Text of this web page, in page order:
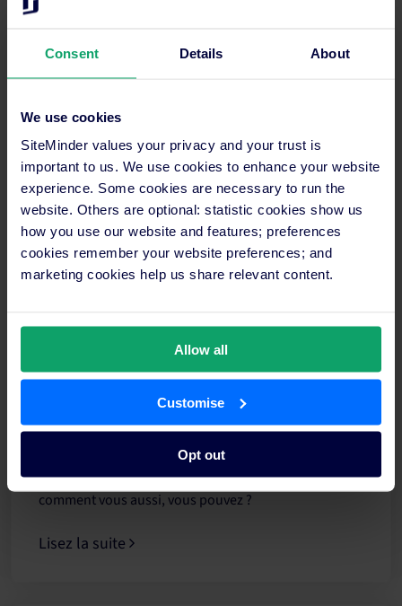
Consent Details About
We use cookies
SiteMinder values your privacy and your trust is
important to us. We use cookies to enhance your website
experience. Some cookies are necessary to run the
website. Others are optional: statistic cookies show us
how you use our website and features; preferences
cookies remember your website preferences; and
marketing cookies help us share relevant content.
Allow all
Customise
Opt out
réinvestir plus de 170 heures dans la gestion de
Comment le Royal Antibes Hôtel a pu réinvestir plus
de 170 heures à la gestion de son hôtel. Découvrez
comment vous aussi, vous pouvez ?
Lisez la suite